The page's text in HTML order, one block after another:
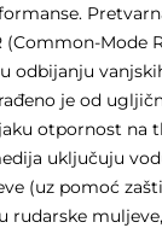
(Common-Mode
odbijanju
je od
otpornost na
uključuju
(uz pomoć
rudarske muljeve,